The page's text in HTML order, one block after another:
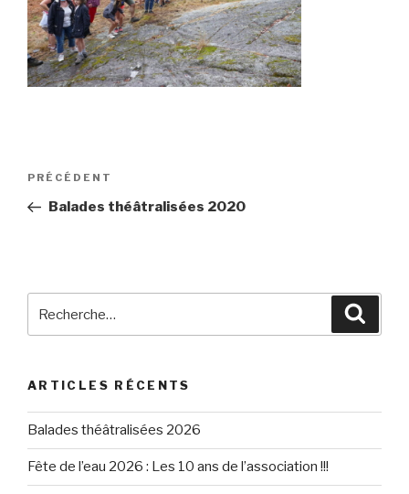
Navigation
l’article
Article
précédent
PRÉCÉDENT
Balades théâtralisées 2020
ARTICLES RÉCENTS
Balades théâtralisées 2026
Fête de l’eau 2026 : Les 10 ans de l’association !!!